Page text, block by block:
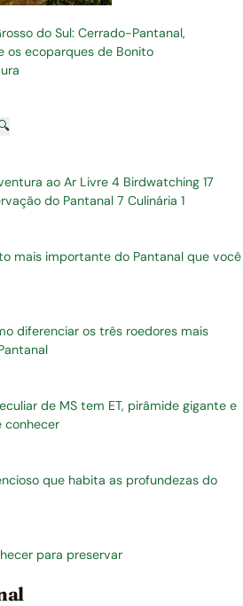
do Sul: Cerrado-Pantanal,
os ecoparques de Bonito
ao Ar Livre 4 Birdwatching 17
do Pantanal 7 Culinária 1
mais importante do Pantanal que você
diferenciar os três roedores mais
de MS tem ET, pirâmide gigante e
conhecer
que habita as profundezas do
para preservar